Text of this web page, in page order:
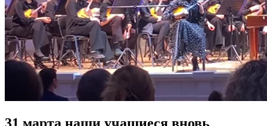
31 марта наши учащиеся вновь